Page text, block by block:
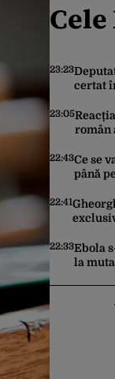
23:23
certat
23:05
român
22:43Ce se
până
22:41
să îl
22:33Ebola
la